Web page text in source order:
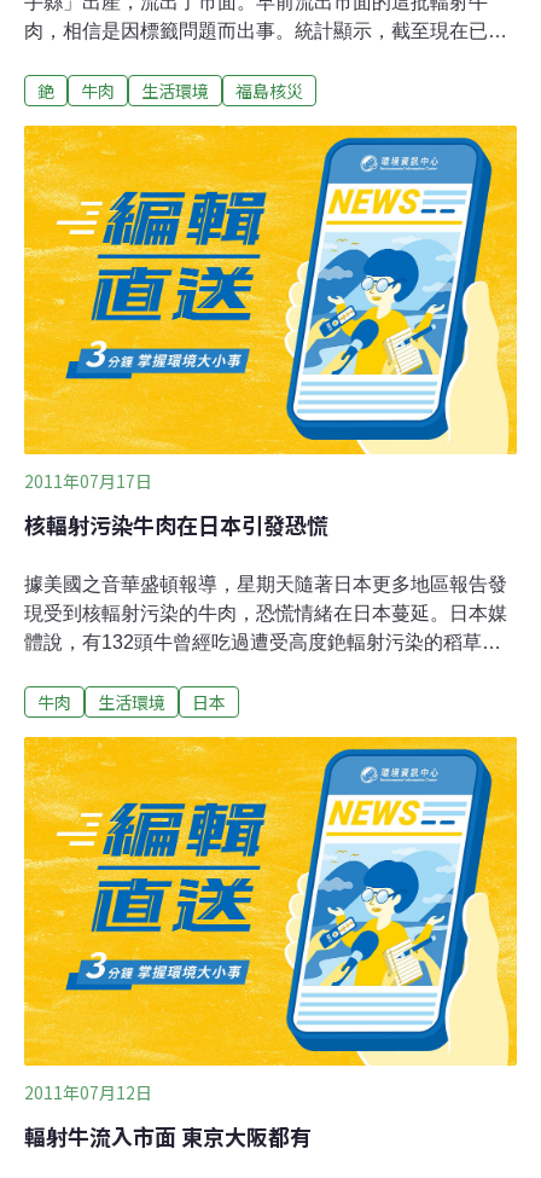
肉，相信是因標籤問題而出事。統計顯示，截至現在已出
施，全面限制福島縣牛肉出貨；福島縣也在昨天開始調查
烤肉店門可羅雀，生意受到重創。據報導，傳出多起輻射
牛流入市場事件後，烤肉店門可羅雀。上周末起的三連休
假期，聚集了許多家烤肉店的上野，午餐時間卻有許多空
位。
銫 牛肉 生活環境 福島核災
2011年07月17日
核輻射污染牛肉在日本引發恐慌
據美國之音華盛頓報導，星期天隨著日本更多地區報告發
現受到核輻射污染的牛肉，恐慌情緒在日本蔓延。日本媒
體說，有132頭牛曾經吃過遭受高度銫輻射污染的稻草，
止從福島縣運出任何牛肉。
牛肉 生活環境 日本
2011年07月12日
輻射牛流入市面 東京大阪都有